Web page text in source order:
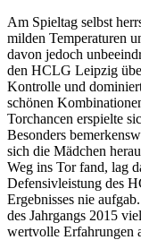
Am Spieltag selbst
milden Temperaturen
davon jedoch
den HCLG Leipzig
Kontrolle und
schönen
Torchancen erspielte
Besonders
sich die Mädchen
Weg ins Tor fand, lag
Defensivleistung des
Ergebnisses nie
des Jahrgangs 2015
wertvolle Erfahrungen